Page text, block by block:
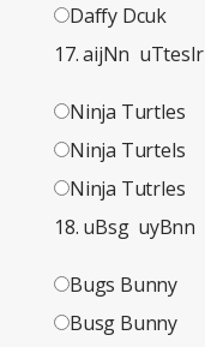
Daffy Dcuk
17. aijNn uTteslr
Ninja Turtles
Ninja Turtels
Ninja Tutrles
18. uBsg uyBnn
Bugs Bunny
Busg Bunny